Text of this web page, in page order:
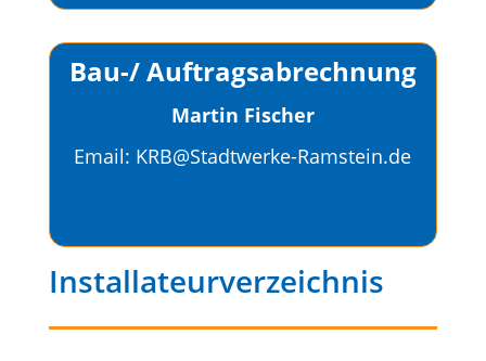
Bau-/ Auftragsabrechnung
Martin Fischer
Email: KRB@Stadtwerke-Ramstein.de
Installateurverzeichnis